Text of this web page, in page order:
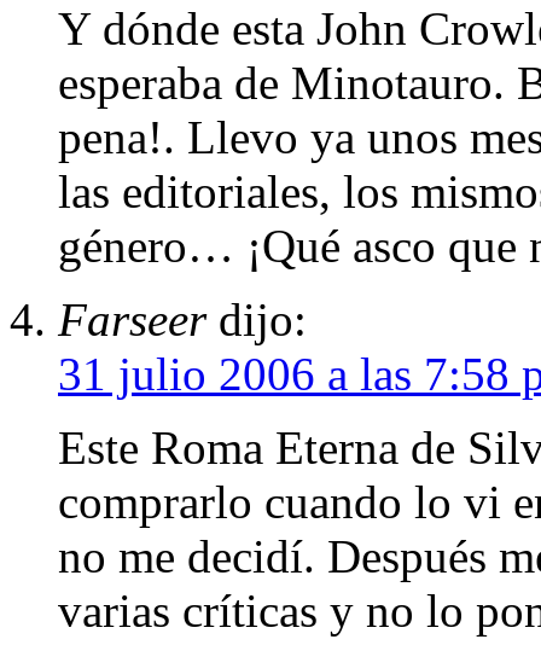
Y dónde esta John
esperaba de Minotauro.
pena!. Llevo ya unos
las editoriales, los
género… ¡Qué asco
Farseer dijo:
31 julio 2006 a las 7:58
Este Roma Eterna de
comprarlo cuando lo vi
no me decidí. Después
varias críticas y no lo